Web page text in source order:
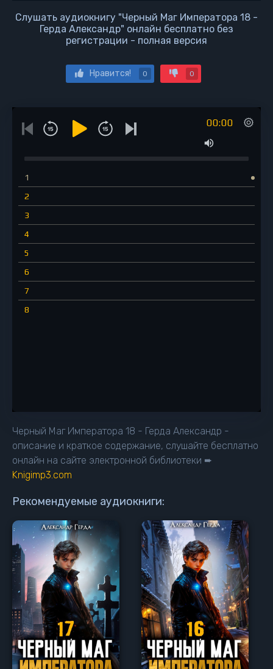
Слушать аудиокнигу "Черный Маг Императора 18 -
Герда Александр" онлайн бесплатно без
регистрации - полная версия
Нравится! 0 0
00:00
1
2
3
4
5
6
7
8
Черный Маг Императора 18 - Герда Александр -
описание и краткое содержание, слушайте бесплатно
онлайн на сайте электронной библиотеки ➨
Knigimp3.com
Рекомендуемые аудиокниги: